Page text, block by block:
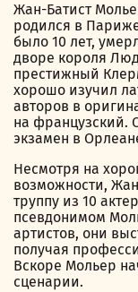
Жан-Батист
родился в
было 10 лет,
дворе короля
престижный
хорошо изучил
авторов в
на французский.
экзамен в
Несмотря на
возможности,
труппу из 10
псевдонимом
артистов, они
получая
Вскоре Мольер
сценарии.